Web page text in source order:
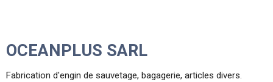
OCEANPLUS SARL
Fabrication d'engin de sauvetage, bagagerie, articles divers.